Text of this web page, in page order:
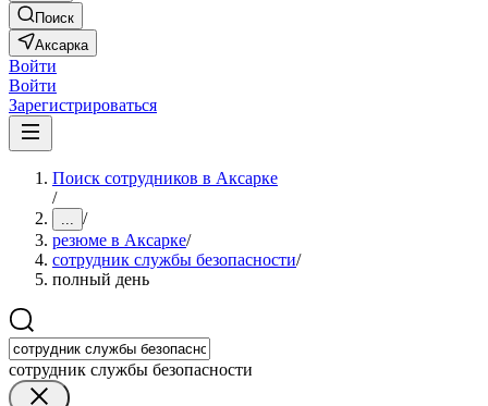
Поиск
Аксарка
Войти
Войти
Зарегистрироваться
Поиск сотрудников в Аксарке
/
... /
резюме в Аксарке/
сотрудник службы безопасности/
полный день
сотрудник службы безопасности